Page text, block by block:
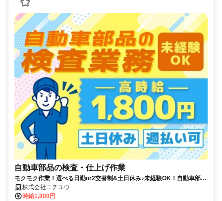
自動車部品の検査・仕上げ作業
モクモク作業！選べる日勤or2交替制&土日休み♪未経験OK！自動車部品
の検査スタッフ
株式会社ニチユウ
時給1,800円